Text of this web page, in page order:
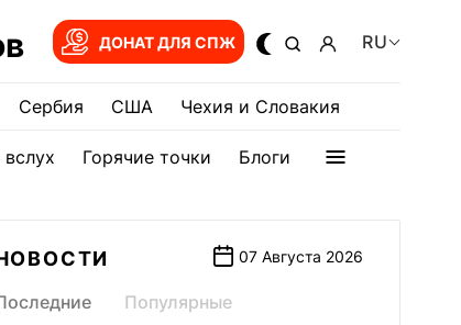
ДОНАТ ДЛЯ СПЖ RU
Сербия США Чехия и Словакия
Горячие точки Блоги
07 Августа 2026
Популярные